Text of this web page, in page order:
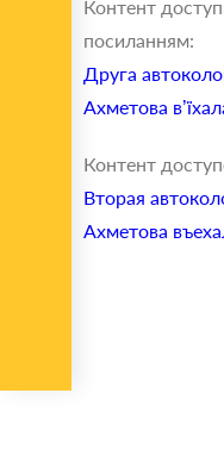
Контент
посиланням:
Друга
Ахметова
Контент
Вторая
Ахметова